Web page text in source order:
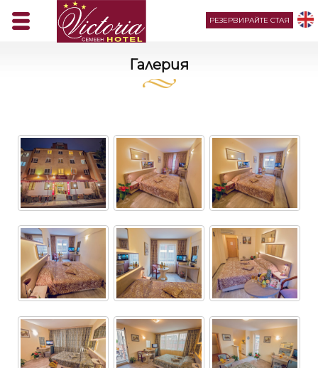
РЕЗЕРВИРАЙТЕ СТАЯ
Галерия